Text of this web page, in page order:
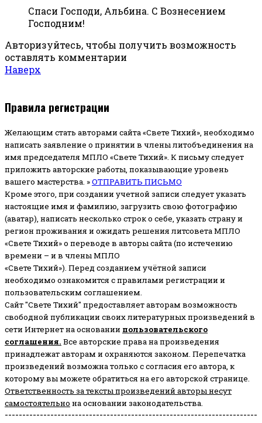
Спаси Господи, Альбина. С Вознесением
Господним!
Авторизуйтесь, чтобы получить возможность
оставлять комментарии
Наверх
Правила регистрации
Желающим стать авторами сайта «Свете Тихий», необходимо
написать заявление о принятии в члены литобъединения на
имя председателя МПЛО «Свете Тихий». К письму следует
приложить авторские работы, показывающие уровень
вашего мастерства. »ОТПРАВИТЬ ПИСЬМО
Кроме этого, при создании учетной записи следует указать
настоящие имя и фамилию, загрузить свою фотографию
(аватар), написать несколько строк о себе, указать страну и
регион проживания и ожидать решения литсовета МПЛО
«Свете Тихий» о переводе в авторы сайта (по истечению
времени – и в члены МПЛО
«Свете Тихий»). Перед созданием учётной записи
необходимо ознакомится с правилами регистрации и
пользовательским соглашением.
Сайт "Свете Тихий" предоставляет авторам возможность
свободной публикации своих литературных произведений в
сети Интернет на основании пользовательского
соглашения. Все авторские права на произведения
принадлежат авторам и охраняются законом. Перепечатка
произведений возможна только с согласия его автора, к
которому вы можете обратиться на его авторской странице.
Ответственность за тексты произведений авторы несут
самостоятельно на основании законодательства.
------------------------------------------------------------------------